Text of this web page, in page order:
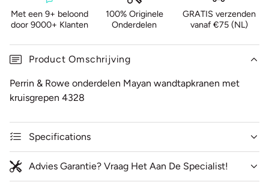
Met een 9+ beloond
100% Originele
GRATIS verzenden
Product Omschrijving
Perrin & Rowe onderdelen Mayan wandtapkranen met
kruisgrepen 4328
Specifications
Advies Garantie? Vraag Het Aan De Specialist!